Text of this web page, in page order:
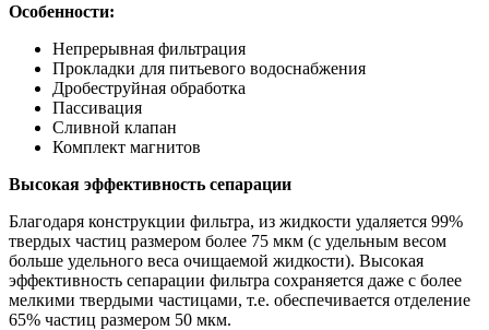
Особенности:
Непрерывная фильтрация
Прокладки для питьевого водоснабжения
Дробеструйная обработка
Пассивация
Сливной клапан
Комплект магнитов
Высокая эффективность сепарации
Благодаря конструкции фильтра, из жидкости удаляется 99%
твердых частиц размером более 75 мкм (с удельным весом
больше удельного веса очищаемой жидкости). Высокая
эффективность сепарации фильтра сохраняется даже с более
мелкими твердыми частицами, т.е. обеспечивается отделение
65% частиц размером 50 мкм.